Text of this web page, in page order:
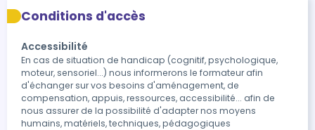
Conditions d'accès
Accessibilité
En cas de situation de handicap (cognitif, psychologique,
moteur, sensoriel...) nous informerons le formateur afin
d'échanger sur vos besoins d'aménagement, de
compensation, appuis, ressources, accessibilité... afin de
nous assurer de la possibilité d'adapter nos moyens
humains, matériels, techniques, pédagogiques